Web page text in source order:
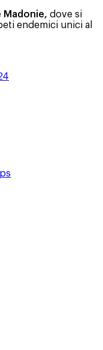
Madonie, dove si
endemici unici al